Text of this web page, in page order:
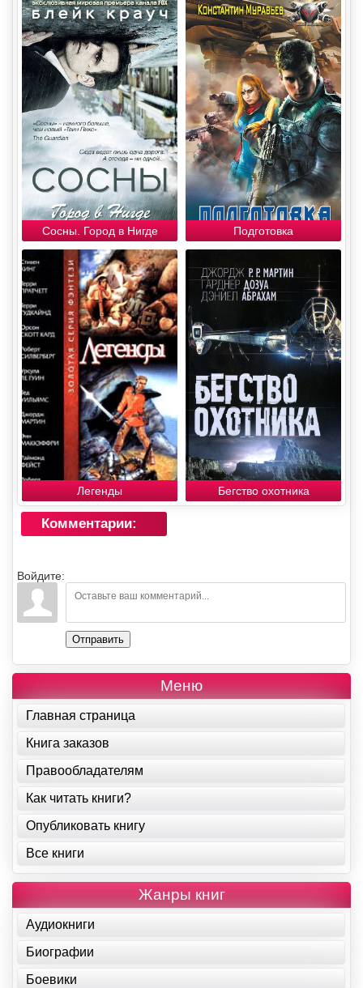
Сосны. Город в Нигде Подготовка
Легенды Бегство охотника
Комментарии:
Войдите:
Отправить
Меню
Главная страница
Книга заказов
Правообладателям
Как читать книги?
Опубликовать книгу
Все книги
Жанры книг
Аудиокниги
Биографии
Боевики